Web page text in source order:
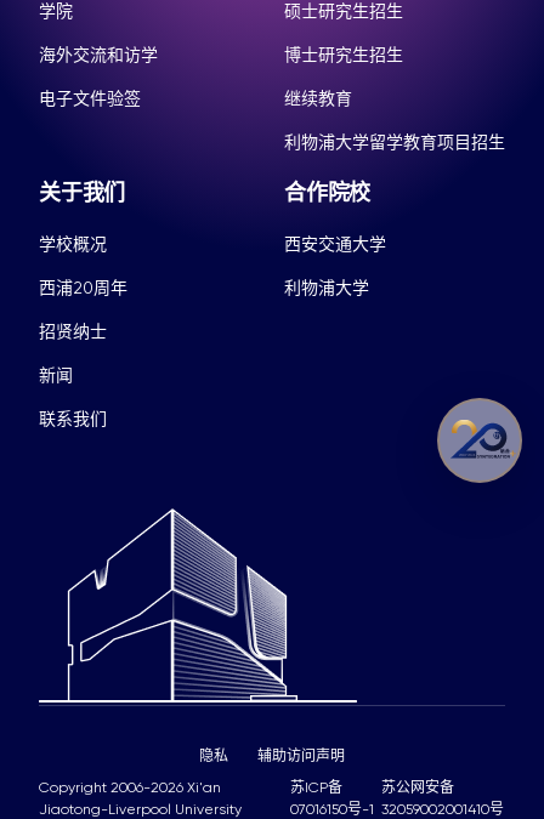
学院
海外交流和访学
电子文件验签
硕士研究生招生
博士研究生招生
继续教育
利物浦大学留学教育项目招生
关于我们
学校概况
西浦20周年
招贤纳士
新闻
联系我们
合作院校
西安交通大学
利物浦大学
Copyright 2006-2026 Xi'an
Jiaotong-Liverpool University
苏ICP备
07016150号-1
苏公网安备
32059002001410号
隐私 辅助访问声明